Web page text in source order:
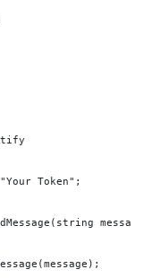
Token";
message)